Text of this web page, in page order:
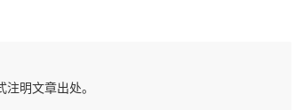
明文章出处。